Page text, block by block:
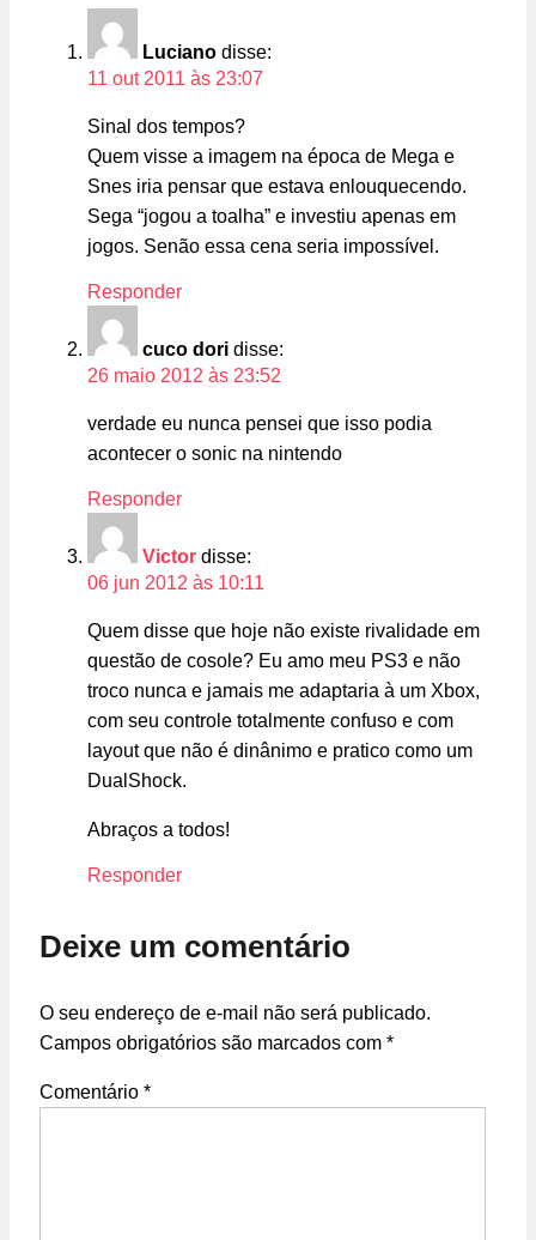
Luciano disse:
11 out 2011 às 23:07
Sinal dos tempos?
Quem visse a imagem na época de Mega e
Snes iria pensar que estava enlouquecendo.
Sega “jogou a toalha” e investiu apenas em
jogos. Senão essa cena seria impossível.
Responder
cuco dori disse:
26 maio 2012 às 23:52
verdade eu nunca pensei que isso podia
acontecer o sonic na nintendo
Responder
Victor disse:
06 jun 2012 às 10:11
Quem disse que hoje não existe rivalidade em
questão de cosole? Eu amo meu PS3 e não
troco nunca e jamais me adaptaria à um Xbox,
com seu controle totalmente confuso e com
layout que não é dinânimo e pratico como um
DualShock.
Abraços a todos!
Responder
Deixe um comentário
O seu endereço de e-mail não será publicado.
Campos obrigatórios são marcados com *
Comentário *